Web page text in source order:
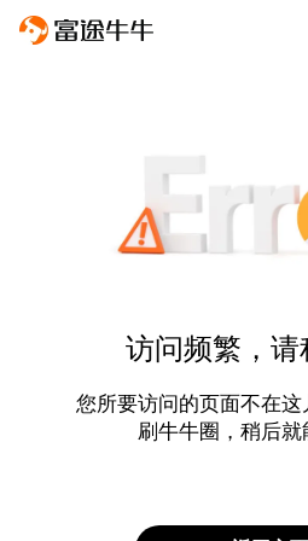
访问频繁，请
您所要访问的页面不在
刷牛牛圈，稍后就